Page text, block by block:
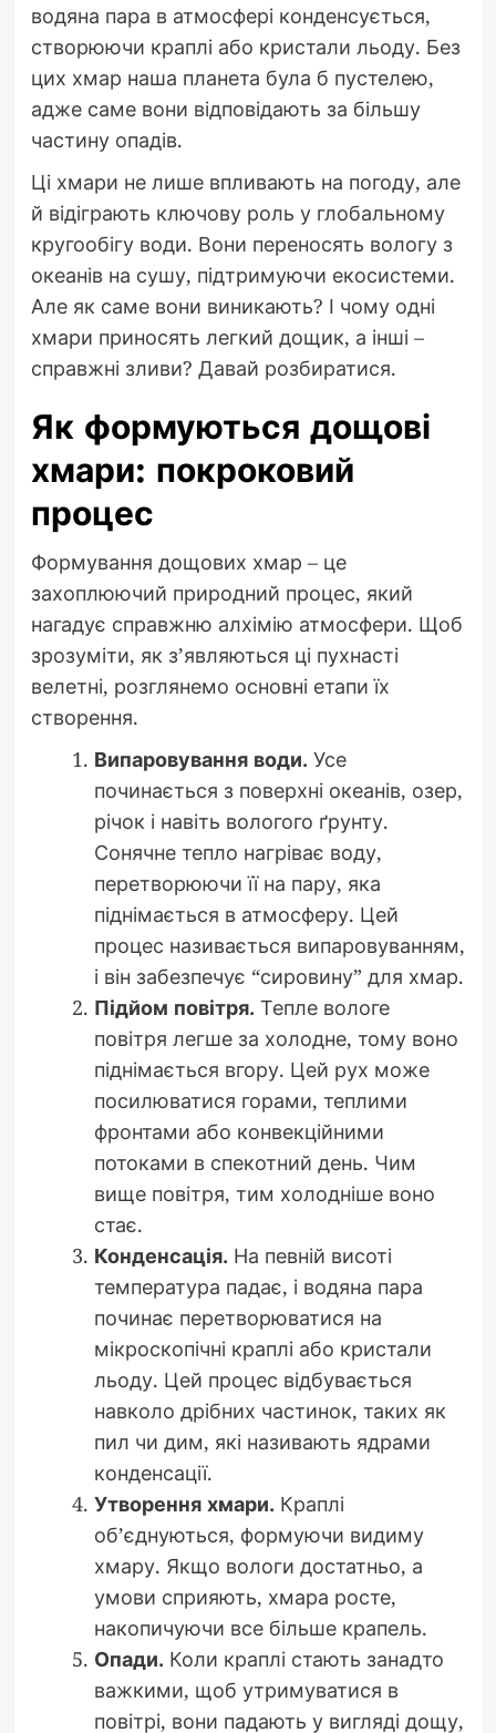
водяна пара в атмосфері конденсується,
створюючи краплі або кристали льоду. Без
цих хмар наша планета була б пустелею,
адже саме вони відповідають за більшу
частину опадів.
Ці хмари не лише впливають на погоду, але
й відіграють ключову роль у глобальному
кругообігу води. Вони переносять вологу з
океанів на сушу, підтримуючи екосистеми.
Але як саме вони виникають? І чому одні
хмари приносять легкий дощик, а інші –
справжні зливи? Давай розбиратися.
Як формуються дощові
хмари: покроковий
процес
Формування дощових хмар – це
захоплюючий природний процес, який
нагадує справжню алхімію атмосфери. Щоб
зрозуміти, як з’являються ці пухнасті
велетні, розглянемо основні етапи їх
створення.
Випаровування води. Усе
починається з поверхні океанів, озер,
річок і навіть вологого ґрунту.
Сонячне тепло нагріває воду,
перетворюючи її на пару, яка
піднімається в атмосферу. Цей
процес називається випаровуванням,
і він забезпечує “сировину” для хмар.
Підйом повітря. Тепле вологе
повітря легше за холодне, тому воно
піднімається вгору. Цей рух може
посилюватися горами, теплими
фронтами або конвекційними
потоками в спекотний день. Чим
вище повітря, тим холодніше воно
стає.
Конденсація. На певній висоті
температура падає, і водяна пара
починає перетворюватися на
мікроскопічні краплі або кристали
льоду. Цей процес відбувається
навколо дрібних частинок, таких як
пил чи дим, які називають ядрами
конденсації.
Утворення хмари. Краплі
об’єднуються, формуючи видиму
хмару. Якщо вологи достатньо, а
умови сприяють, хмара росте,
накопичуючи все більше крапель.
Опади. Коли краплі стають занадто
важкими, щоб утримуватися в
повітрі, вони падають у вигляді дощу,